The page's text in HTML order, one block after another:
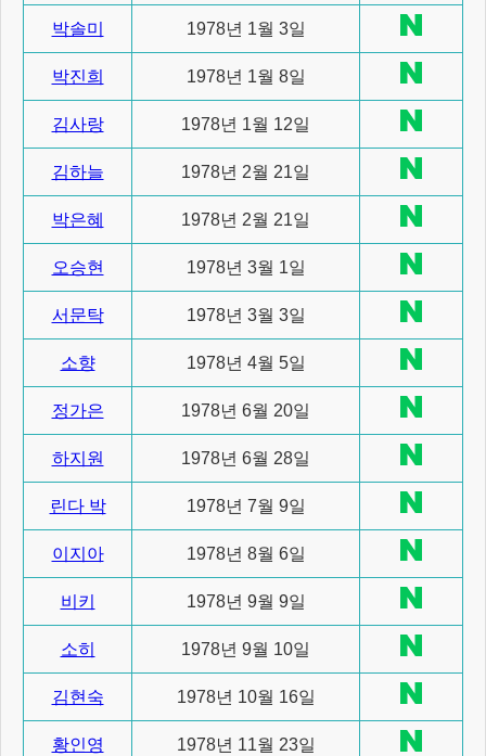
박솔미 1978년 1월 3일
박진희 1978년 1월 8일
김사랑 1978년 1월 12일
김하늘 1978년 2월 21일
박은혜 1978년 2월 21일
오승현 1978년 3월 1일
서문탁 1978년 3월 3일
소향 1978년 4월 5일
정가은 1978년 6월 20일
하지원 1978년 6월 28일
린다 박 1978년 7월 9일
이지아 1978년 8월 6일
비키 1978년 9월 9일
소히 1978년 9월 10일
김현숙 1978년 10월 16일
황인영 1978년 11월 23일